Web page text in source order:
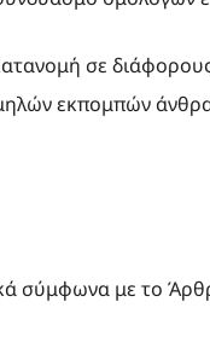
σε
εκπομπών
σύμφωνα με το